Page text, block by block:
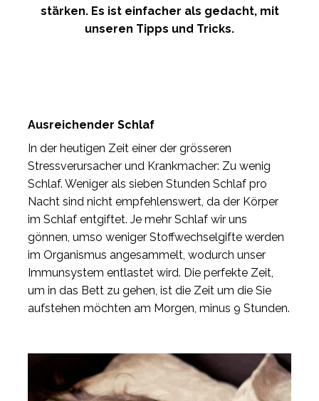
stärken. Es ist einfacher als gedacht, mit
unseren Tipps und Tricks.
Ausreichender Schlaf
In der heutigen Zeit einer der grösseren
Stressverursacher und Krankmacher: Zu wenig
Schlaf. Weniger als sieben Stunden Schlaf pro
Nacht sind nicht empfehlenswert, da der Körper
im Schlaf entgiftet. Je mehr Schlaf wir uns
gönnen, umso weniger Stoffwechselgifte werden
im Organismus angesammelt, wodurch unser
Immunsystem entlastet wird. Die perfekte Zeit,
um in das Bett zu gehen, ist die Zeit um die Sie
aufstehen möchten am Morgen, minus 9 Stunden.